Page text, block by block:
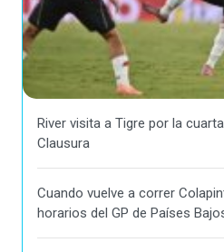
River visita a Tigre por la
Clausura
Cuando vuelve a correr
horarios del GP de Países